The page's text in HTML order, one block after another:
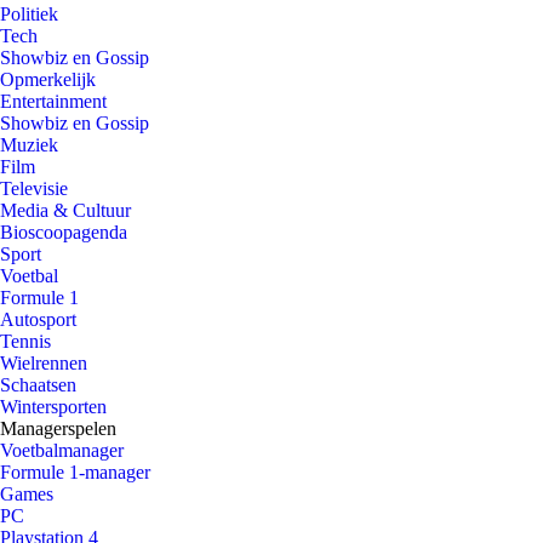
Politiek
Tech
Showbiz en Gossip
Opmerkelijk
Entertainment
Showbiz en Gossip
Muziek
Film
Televisie
Media & Cultuur
Bioscoopagenda
Sport
Voetbal
Formule 1
Autosport
Tennis
Wielrennen
Schaatsen
Wintersporten
Managerspelen
Voetbalmanager
Formule 1-manager
Games
PC
Playstation 4